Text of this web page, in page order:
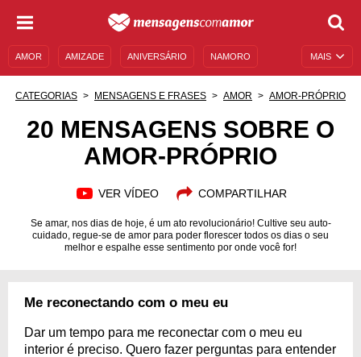
MAIS
AMOR AMIZADE ANIVERSÁRIO NAMORO
MENSAGENS E FRASES MENSAGENS DE ANIVERSÁRIO
CATEGORIAS MENSAGENS E FRASES AMOR AMOR-PRÓPRIO
20 MENSAGENS SOBRE O
AMOR-PRÓPRIO
VER VÍDEO COMPARTILHAR
Se amar, nos dias de hoje, é um ato revolucionário! Cultive seu auto-
cuidado, regue-se de amor para poder florescer todos os dias o seu
melhor e espalhe esse sentimento por onde você for!
Me reconectando com o meu eu
Dar um tempo para me reconectar com o meu eu
interior é preciso. Quero fazer perguntas para entender